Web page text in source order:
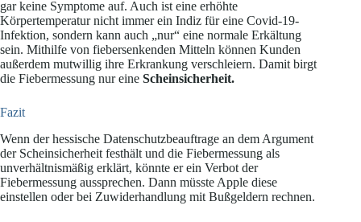
gar keine Symptome auf. Auch ist eine erhöhte
Körpertemperatur nicht immer ein Indiz für eine Covid-19-
Infektion, sondern kann auch „nur“ eine normale Erkältung
sein. Mithilfe von fiebersenkenden Mitteln können Kunden
außerdem mutwillig ihre Erkrankung verschleiern. Damit birgt
die Fiebermessung nur eine Scheinsicherheit.
Fazit
Wenn der hessische Datenschutzbeauftrage an dem Argument
der Scheinsicherheit festhält und die Fiebermessung als
unverhältnismäßig erklärt, könnte er ein Verbot der
Fiebermessung aussprechen. Dann müsste Apple diese
einstellen oder bei Zuwiderhandlung mit Bußgeldern rechnen.